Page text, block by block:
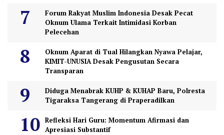
Forum Rakyat Muslim Indonesia Desak Pecat
Oknum Ulama Terkait Intimidasi Korban
Pelecehan
Oknum Aparat di Tual Hilangkan Nyawa Pelajar,
KIMIT-UNUSIA Desak Pengusutan Secara
Transparan
Diduga Menabrak KUHP & KUHAP Baru, Polresta
Tigaraksa Tangerang di Praperadilkan
Refleksi Hari Guru: Momentum Afirmasi dan
Apresiasi Substantif